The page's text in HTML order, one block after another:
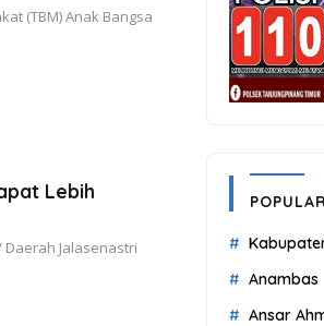
(TBM) Anak Bangsa
Lebih
Daerah Jalasenastri
Anambas
Ansar